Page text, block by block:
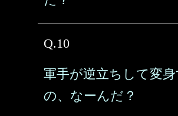
Q.10
軍手が逆立ちして変身
の、なーんだ？